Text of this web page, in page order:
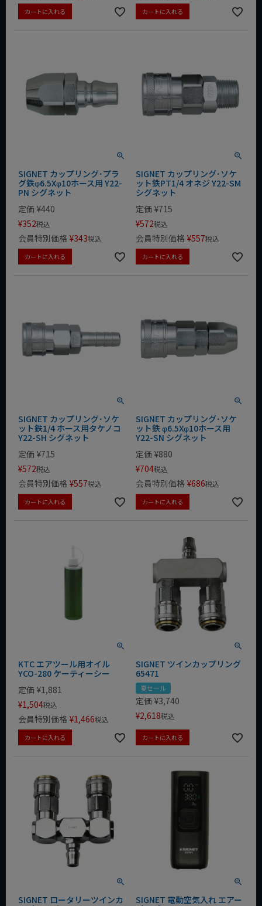
カートに入れる カートに入れる
SIGNET カップリング･プラ
グ鉄φ6.5Xφ10ホース用 Y22-
PN シグネット
定価 ¥440
¥352税込
会員特別価格 ¥343税込
カートに入れる
SIGNET カップリング･ソケ
ット鉄PT1/4 オネジ Y22-SM
シグネット
定価 ¥715
¥572税込
会員特別価格 ¥557税込
カートに入れる
SIGNET カップリング･ソケ
ット鉄1/4 ホース用タケノコ
Y22-SH シグネット
定価 ¥715
¥572税込
会員特別価格 ¥557税込
カートに入れる
SIGNET カップリング･ソケ
ット鉄 φ6.5Xφ10ホース用
Y22-SN シグネット
定価 ¥880
¥704税込
会員特別価格 ¥686税込
カートに入れる
KTC エアツール用オイル
YCO-280 ケーティーシー
定価 ¥1,881
¥1,504税込
会員特別価格 ¥1,466税込
カートに入れる
SIGNET ツインカップリング
65471
夏セール
定価 ¥3,740
¥2,618税込
カートに入れる
SIGNET ロータリーツインカ
SIGNET 電動空気入れ エアー